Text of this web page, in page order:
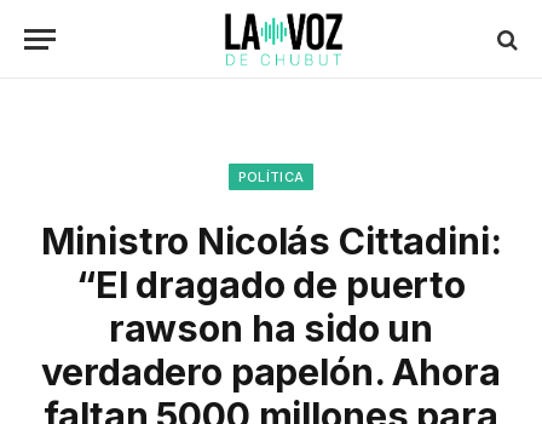
POLÍTICA
Ministro Nicolás Cittadini:
“El dragado de puerto
rawson ha sido un
verdadero papelón. Ahora